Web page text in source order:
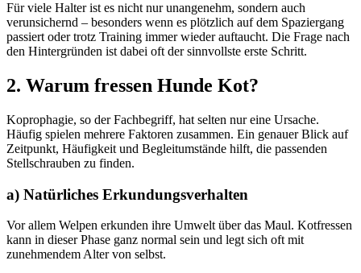
Für viele Halter ist es nicht nur unangenehm, sondern auch
verunsichernd – besonders wenn es plötzlich auf dem Spaziergang
passiert oder trotz Training immer wieder auftaucht. Die Frage nach
den Hintergründen ist dabei oft der sinnvollste erste Schritt.
2. Warum fressen Hunde Kot?
Koprophagie, so der Fachbegriff, hat selten nur eine Ursache.
Häufig spielen mehrere Faktoren zusammen. Ein genauer Blick auf
Zeitpunkt, Häufigkeit und Begleitumstände hilft, die passenden
Stellschrauben zu finden.
a) Natürliches Erkundungsverhalten
Vor allem Welpen erkunden ihre Umwelt über das Maul. Kotfressen
kann in dieser Phase ganz normal sein und legt sich oft mit
zunehmendem Alter von selbst.